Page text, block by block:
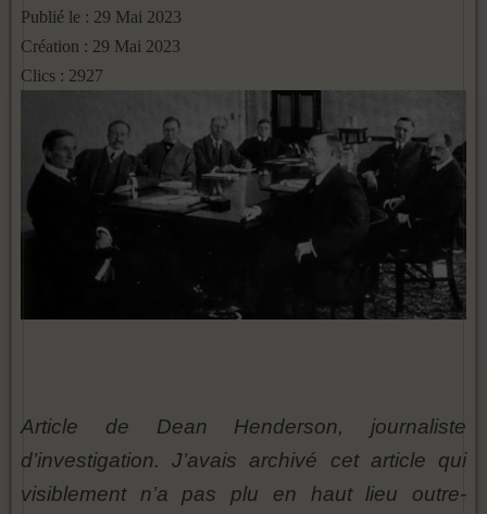
Publié le : 29 Mai 2023
Création : 29 Mai 2023
Clics : 2927
Article de Dean Henderson, journaliste
d’investigation. J’avais archivé cet article qui
visiblement n’a pas plu en haut lieu outre-